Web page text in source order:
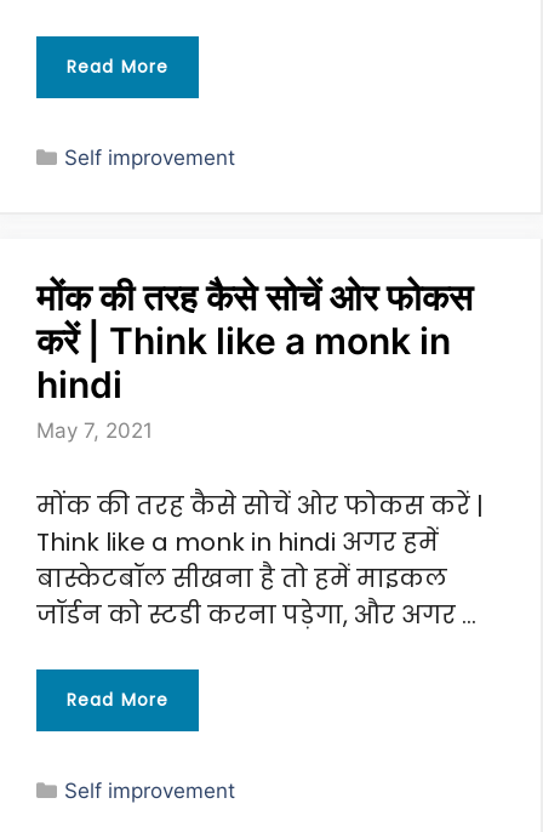
Read More
Categories
Self improvement
मोंक की तरह कैसे सोचें ओर फोकस
करें | Think like a monk in
hindi
May 7, 2021
मोंक की तरह कैसे सोचें ओर फोकस करें |
Think like a monk in hindi अगर हमें
बास्केटबॉल सीखना है तो हमें माइकल
जॉर्डन को स्टडी करना पड़ेगा, और अगर …
Read More
Categories
Self improvement